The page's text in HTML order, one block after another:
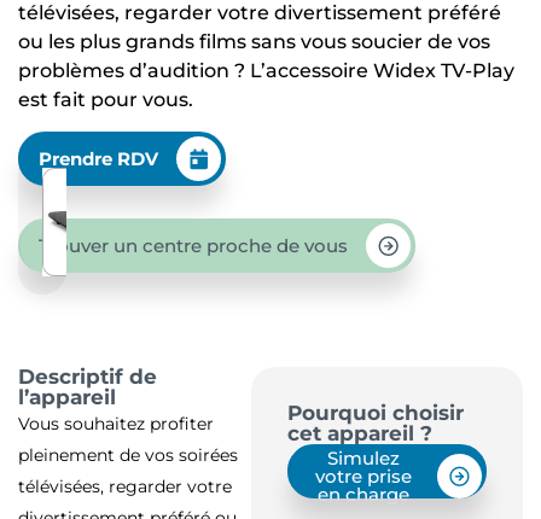
télévisées, regarder votre divertissement préféré
ou les plus grands films sans vous soucier de vos
problèmes d’audition ? L’accessoire Widex TV-Play
est fait pour vous.
Prendre RDV
Trouver un centre proche de vous
Descriptif de
l’appareil
Vous souhaitez profiter
pleinement de vos soirées
télévisées, regarder votre
Pourquoi choisir
cet appareil ?
Simulez
votre prise
en charge